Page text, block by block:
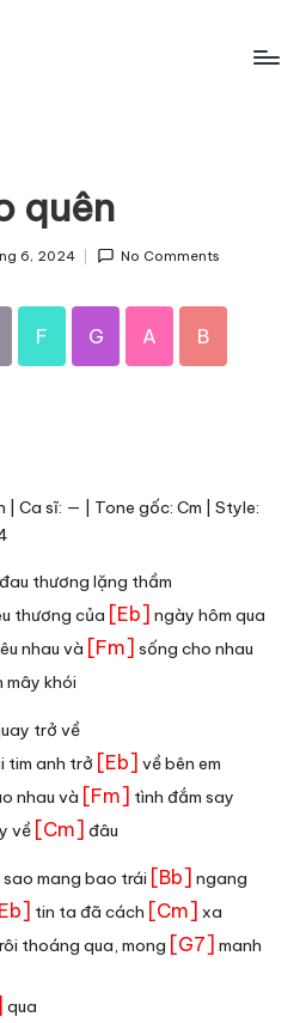
quên
6, 2024 No Comments
F G A B
| Ca sĩ: — | Tone gốc: Cm | Style:
thương lặng thầm
thương của [Eb] ngày hôm qua
nhau và [Fm] sống cho nhau
mây khói
trở về
tim anh trở [Eb] về bên em
nhau và [Fm] tình đắm say
về [Cm] đâu
sao mang bao trái [Bb] ngang
tin ta đã cách [Cm] xa
thoáng qua, mong [G7] manh
qua